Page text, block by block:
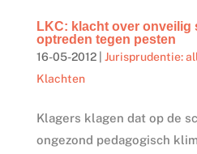
LKC: klacht over onveilig
optreden tegen pesten
16-05-2012| Jurisprudentie:
Klachten
Klagers klagen dat op de
ongezond pedagogisch